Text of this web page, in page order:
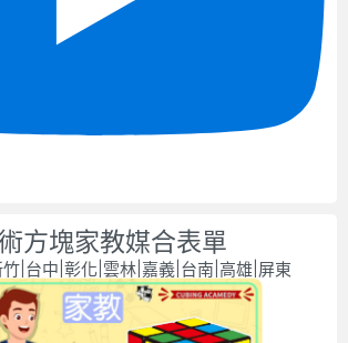
方塊家教媒合表單
|台中|彰化|雲林|嘉義|台南|高雄|屏東